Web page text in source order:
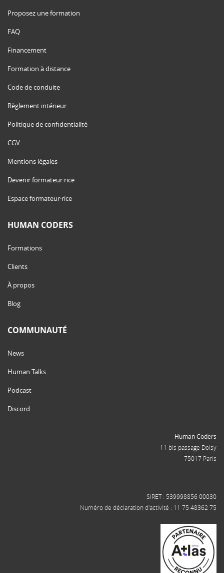
Proposez une formation
FAQ
Financement
Formation à distance
Code de conduite
Règlement intérieur
Politique de confidentialité
CGV
Mentions légales
Devenir formateur·rice
Espace formateur·rice
HUMAN CODERS
Formations
Clients
À propos
Blog
COMMUNAUTÉ
News
Human Talks
Podcast
Discord
Human Coders
11 bis passage Doisy
75017 Paris
SIRET : 539998856 00030
Numéro de déclaration d'activité : 11 75 48362 75